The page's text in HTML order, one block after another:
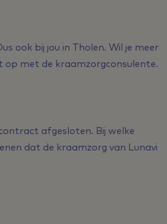
ook bij jou in Tholen. Wil je meer
op met de kraamzorgconsulente.
afgesloten. Bij welke
dat de kraamzorg van Lunavi